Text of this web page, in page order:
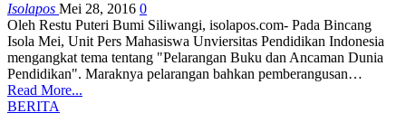
Isolapos Mei 28, 2016 0
Oleh Restu Puteri Bumi Siliwangi, isolapos.com- Pada Bincang
Isola Mei, Unit Pers Mahasiswa Unviersitas Pendidikan Indonesia
mengangkat tema tentang "Pelarangan Buku dan Ancaman Dunia
Pendidikan". Maraknya pelarangan bahkan pemberangusan…
Read More...
BERITA